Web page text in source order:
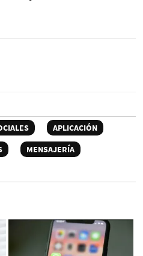
APLICACIÓN
MENSAJERÍA